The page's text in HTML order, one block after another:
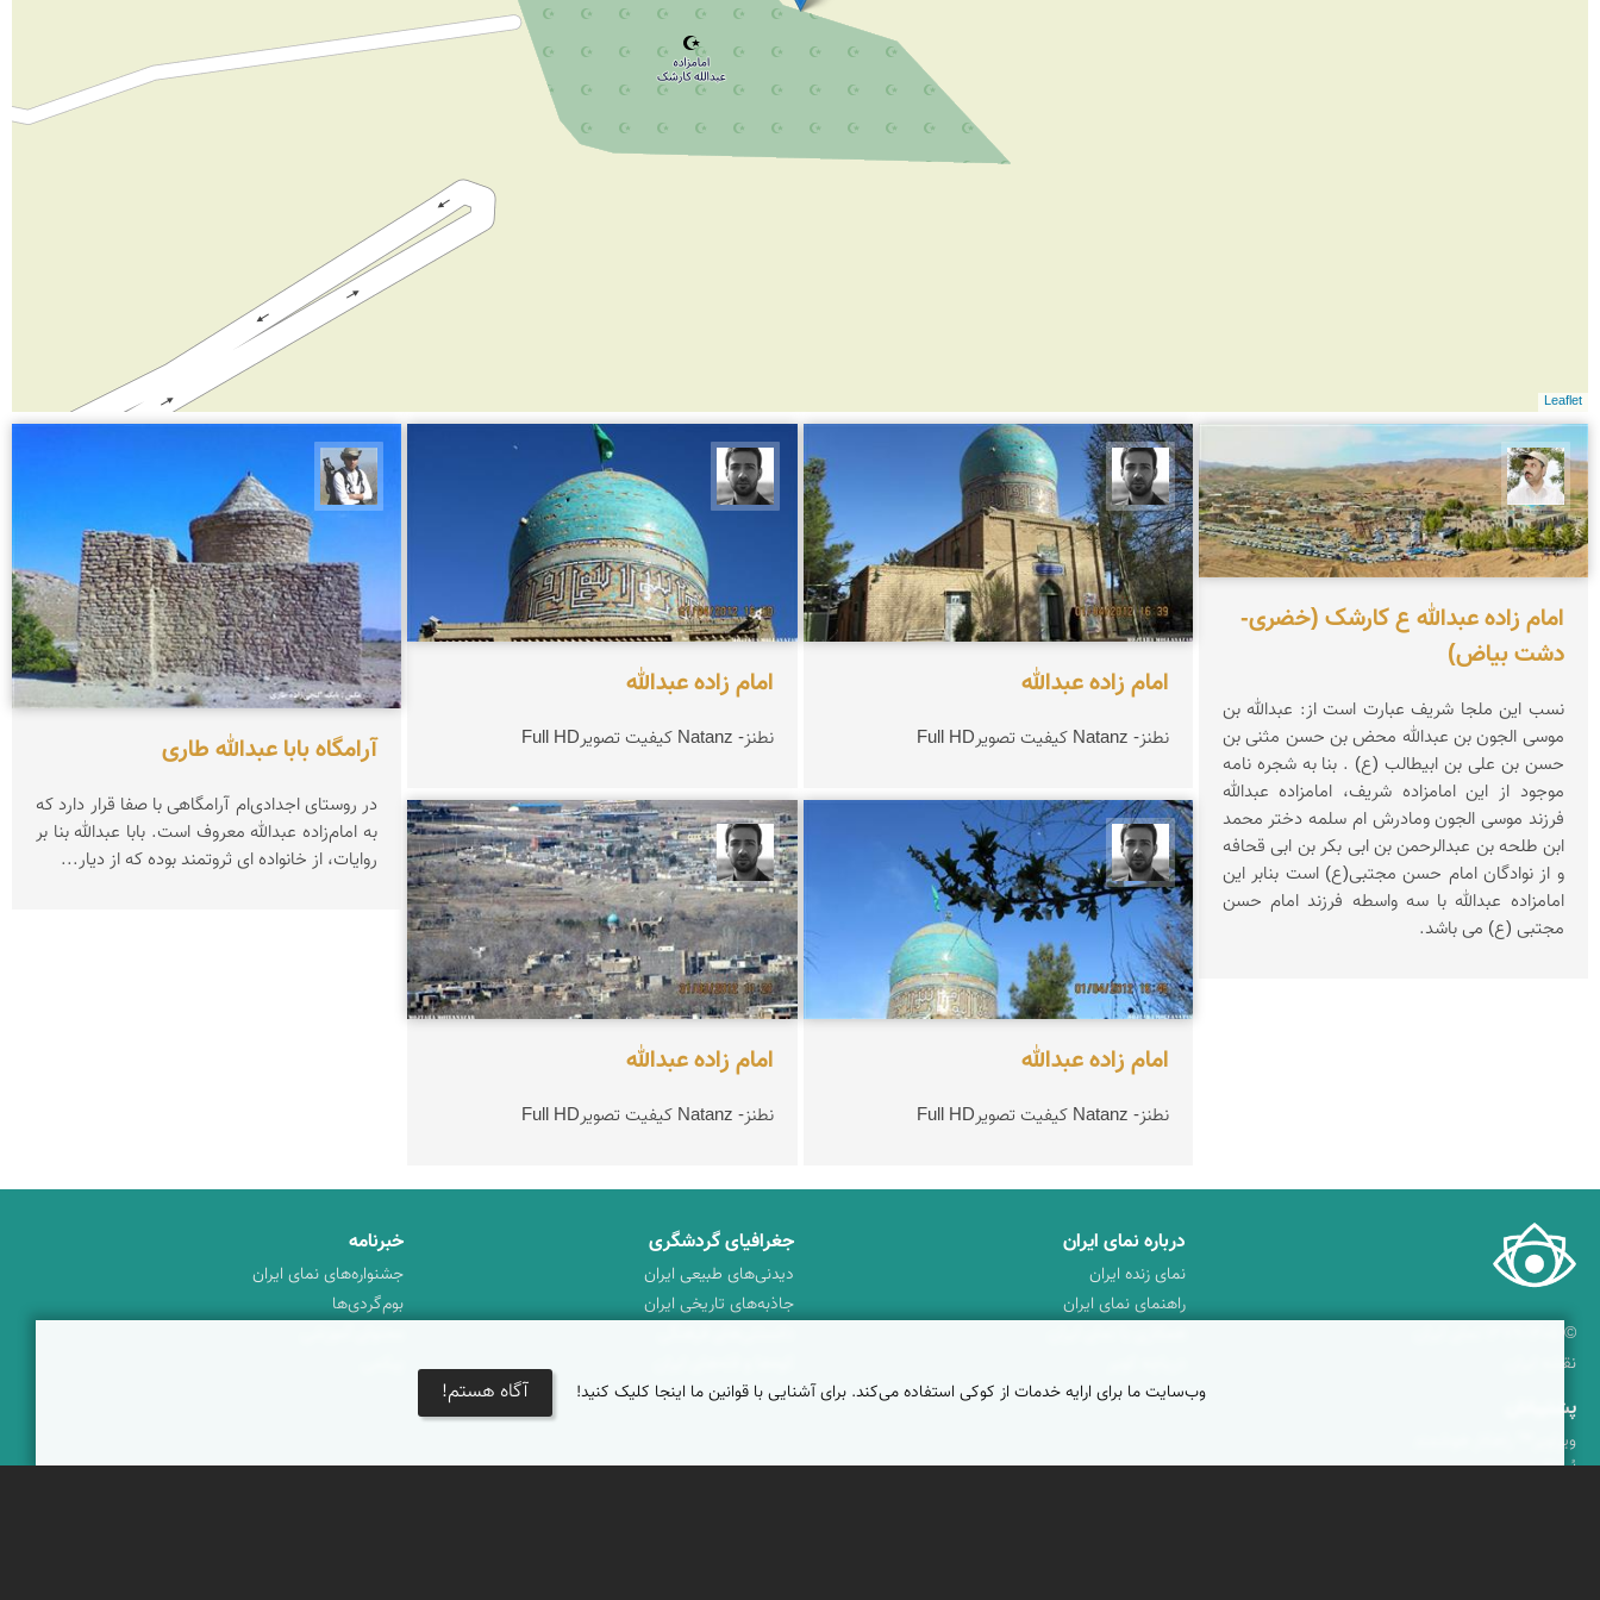
Leaflet
محسن ملایی
امام زاده عبدالله ع کارشک (خضری-
دشت بیاض)
نسب این ملجا شریف عبارت است از: عبدالله بن
موسی الجون بن عبدالله محض بن حسن مثنی بن
حسن بن علی بن ابیطالب (ع) . بنا به شجره نامه
موجود از این امامزاده شریف، امامزاده عبدالله
فرزند موسی الجون ومادرش ام سلمه دختر محمد
ابن طلحه بن عبدالرحمن بن ابی بکر بن ابی قحافه
و از نوادگان امام حسن مجتبی(ع) است بنابر این
امامزاده عبدالله با سه واسطه فرزند امام حسن
مجتبی (ع) می باشد.
مجتبی ملانظر
امام زاده عبدالله
نطنز- Natanz کیفیت تصویرFull HD
مجتبی ملانظر
امام زاده عبدالله
نطنز- Natanz کیفیت تصویرFull HD
مجتبی ملانظر
امام زاده عبدالله
نطنز- Natanz کیفیت تصویرFull HD
مجتبی ملانظر
امام زاده عبدالله
نطنز- Natanz کیفیت تصویرFull HD
بابک گنجی‌زاده طاری
آرامگاه بابا عبدالله طاری
در روستای اجدادی‌‌ام آرامگاهی با صفا قرار دارد كه
به امام‌زاده عبدالله معروف است. بابا عبدالله بنا بر
روایات، از خانواده ای ثروتمند بوده كه از دیار...
© ۱۳۷۹-۱۴۰۵ نمای ایران
نقشه ایران
درباره نمای ایران
نمای زنده ایران
راهنمای نمای ایران
جغرافیای گردشگری
دیدنی‌های طبیعی ایران
جاذبه‌های تاریخی ایران
خبرنامه
جشنواره‌های نمای ایران
بوم‌گردی‌ها
پشتیبانان
ویراویر™ راهکار هوشمند
اُیو™ راهکار هوشمندسازی
وب‌سایت ما برای ارایه خدمات از کوکی استفاده می‌کند. برای آشنایی با قوانین ما اینجا کلیک کنید! آگاه هستم!